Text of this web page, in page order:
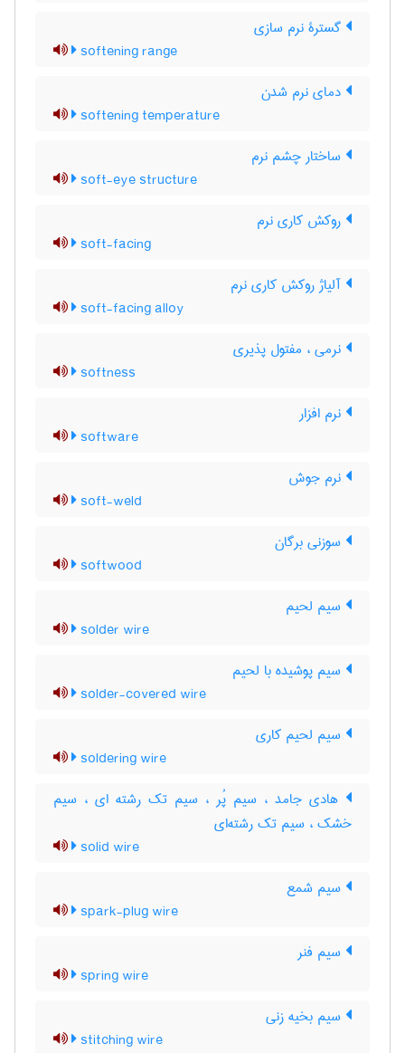
گسترۀ نرم سازی
softening range
دمای نرم شدن
softening temperature
ساختار چشم نرم
soft-eye structure
روکش کاری نرم
soft-facing
آلیاژ روکش کاری نرم
soft-facing alloy
نرمی ، مفتول پذیری
softness
نرم افزار
software
نرم جوش
soft-weld
سوزنی برگان
softwood
سیم لحیم
solder wire
سیم پوشیده با لحیم
solder-covered wire
سیم لحیم کاری
soldering wire
هادی جامد ، سیم پُر ، سیم تک رشته ای ، سیم
خشک ، سیم تک رشته‌ای
solid wire
سیم شمع
spark-plug wire
سیم فنر
spring wire
سیم بخیه زنی
stitching wire